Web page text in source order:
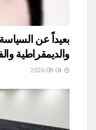
بعيداً عن
والديمقراطية